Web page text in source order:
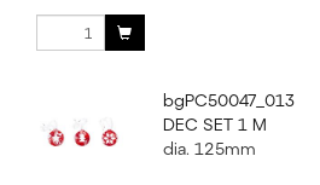
bgPC50047_013
DEC SET 1 M
dia. 125mm